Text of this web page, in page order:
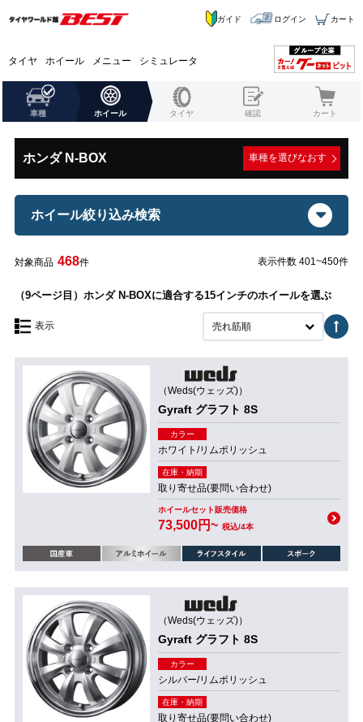
タイヤ ホイール メニュー シミュレータ
ガイド ログイン カート
車種 ホイール タイヤ 確認 カート
ホンダ N-BOX 車種を選びなおす
ホイール絞り込み検索
対象商品 468件 表示件数 401~450件
（9ページ目）ホンダ N-BOXに適合する15インチのホイールを選ぶ
表示 売れ筋順
（Weds(ウェッズ)）
Gyraft グラフト 8S
カラー
ホワイト/リムポリッシュ
在庫・納期
取り寄せ品(要問い合わせ)
ホイールセット販売価格
73,500円~ 税込/4本
（Weds(ウェッズ)）
Gyraft グラフト 8S
カラー
シルバー/リムポリッシュ
在庫・納期
取り寄せ品(要問い合わせ)